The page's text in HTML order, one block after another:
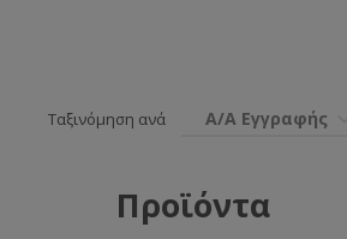
Ταξινόμηση ανά Α/Α Εγγραφής
Προϊόντα